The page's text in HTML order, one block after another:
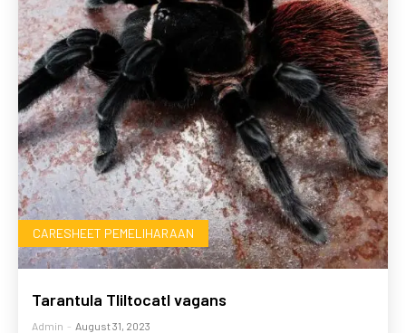
CARESHEET PEMELIHARAAN
Tarantula Tliltocatl vagans
Admin - August 31, 2023